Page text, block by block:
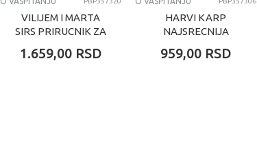
VILIJEM I MARTA
SIRS PRIRUCNIK ZA
TRUDNOCU
1.659,00 RSD
HARVI KARP
NAJSRECNIJA
959,00 RSD